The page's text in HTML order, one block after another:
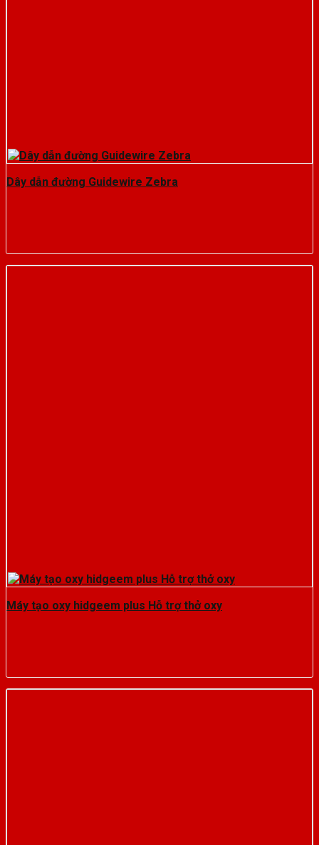
Dây dẫn đường Guidewire Zebra
Máy tạo oxy hidgeem plus Hỗ trợ thở oxy